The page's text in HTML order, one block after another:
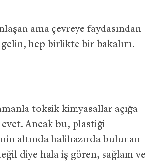
ama çevreye faydasından
gelin, hep birlikte bir bakalım.
toksik kimyasallar açığa
Ancak bu, plastiği
altında halihazırda bulunan
diye hala iş gören, sağlam ve